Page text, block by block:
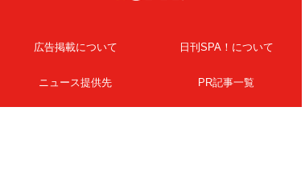
広告掲載について 日刊SPA！について
ニュース提供先 PR記事一覧